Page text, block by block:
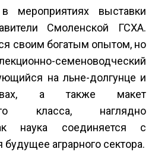
мероприятиях выставки
Смоленской ГСХА.
своим богатым опытом, но
семеноводческий
на льне-долгунце и
а также макет
класса, наглядно
наука соединяется с
аграрного сектора.